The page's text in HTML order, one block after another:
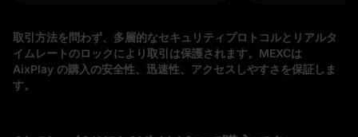
取引方法を問わず、多層的なセキュリティプロトコルとリアルタ
イムレートのロックにより取引は保護されます。MEXCは
AixPlay の購入の安全性、迅速性、アクセスしやすさを保証しま
す。